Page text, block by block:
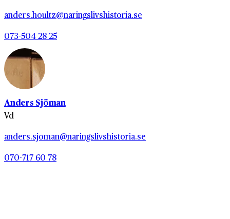
anders.houltz@naringslivshistoria.se
073-504 28 25
Anders Sjöman
Vd
anders.sjoman@naringslivshistoria.se
070-717 60 78